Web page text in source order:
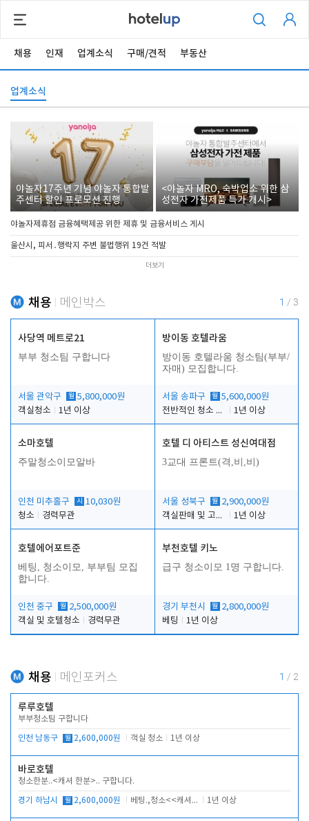
채용 인재 업계소식 구매/견적 부동산
업계소식
야놀자17주년 기념 야놀자 통합발
주센터 할인 프로모션 진행
<야놀자 MRO, 숙박업소 위한 삼
성전자 가전제품 특가 개시>
야놀자제휴점 금융혜택제공 위한 제휴 및 금융서비스 게시
울산시, 피서․행락지 주변 불법행위 19건 적발
더보기
채용 메인박스 1 / 3
사당역 메트로21
부부 청소팀 구합니다
서울 관악구 월 5,800,000원
객실청소
1년 이상
방이동 호텔라움
방이동 호텔라움 청소팀(부부/
자매) 모집합니다.
서울 송파구 월 5,600,000원
전반적인 청소 업무(객실청소.객실정리)
1년 이상
소마호텔
주말청소이모알바
인천 미추홀구 시 10,030원
청소
경력무관
호텔 디 아티스트 성신여대점
3교대 프론트(격,비,비)
서울 성북구 월 2,900,000원
객실판매 및 고객응대
1년 이상
호텔에어포트준
베팅, 청소이모, 부부팀 모집
합니다.
인천 중구 월 2,500,000원
객실 및 호텔청소
경력무관
부천호텔 키노
급구 청소이모 1명 구합니다.
경기 부천시 월 2,800,000원
베팅
1년 이상
채용 메인포커스 1 / 2
루루호텔
부부청소팀 구합니다
인천 남동구 월 2,600,000원 객실 청소 1년 이상
바로호텔
청소한분..<캐셔 한분>.. 구합니다.
경기 하남시 월 2,600,000원 베팅.,청소<<캐셔 모셔봅니다. 1년 이상